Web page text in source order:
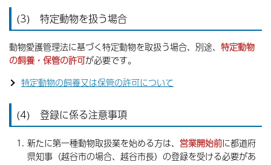
(3) 特定動物を扱う場合
動物愛護管理法に基づく特定動物を取扱う場合、別途、 特定動物
の飼養・保管の許可が必要です。
特定動物の飼養又は保管の許可について
(4) 登録に係る注意事項
新たに第一種動物取扱業を始める方は、 営業開始前に都道府
県知事（越谷市の場合、越谷市長）の登録を受ける必要があ